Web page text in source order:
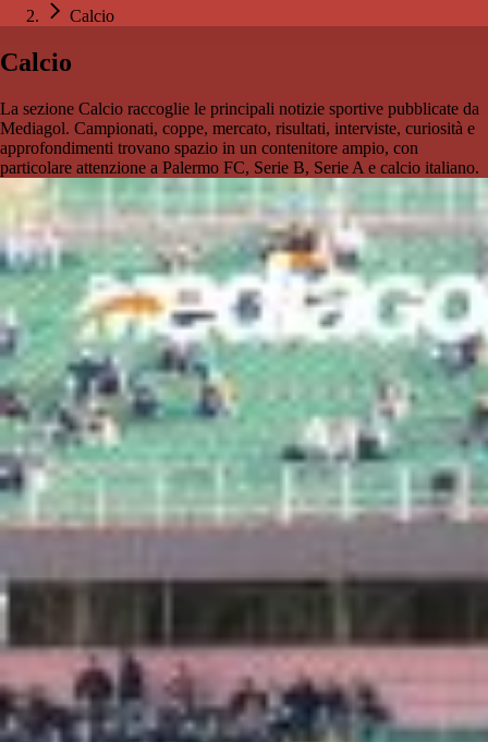
Calcio
Calcio
La sezione Calcio raccoglie le principali notizie sportive pubblicate da
Mediagol. Campionati, coppe, mercato, risultati, interviste, curiosità e
approfondimenti trovano spazio in un contenitore ampio, con
particolare attenzione a Palermo FC, Serie B, Serie A e calcio italiano.